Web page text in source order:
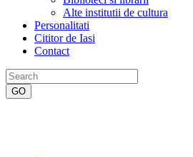
Alte institutii de cultura
Personalitati
Cititor de Iasi
Contact